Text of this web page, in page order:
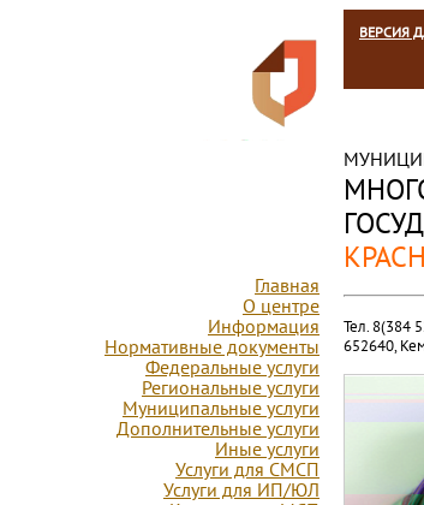
Главная
О центре
Информация
Нормативные документы
Федеральные услуги
Региональные услуги
Муниципальные услуги
Дополнительные услуги
Иные услуги
Услуги для СМСП
Услуги для ИП/ЮЛ
ВЕРСИЯ
Тел. 8(384
652640,